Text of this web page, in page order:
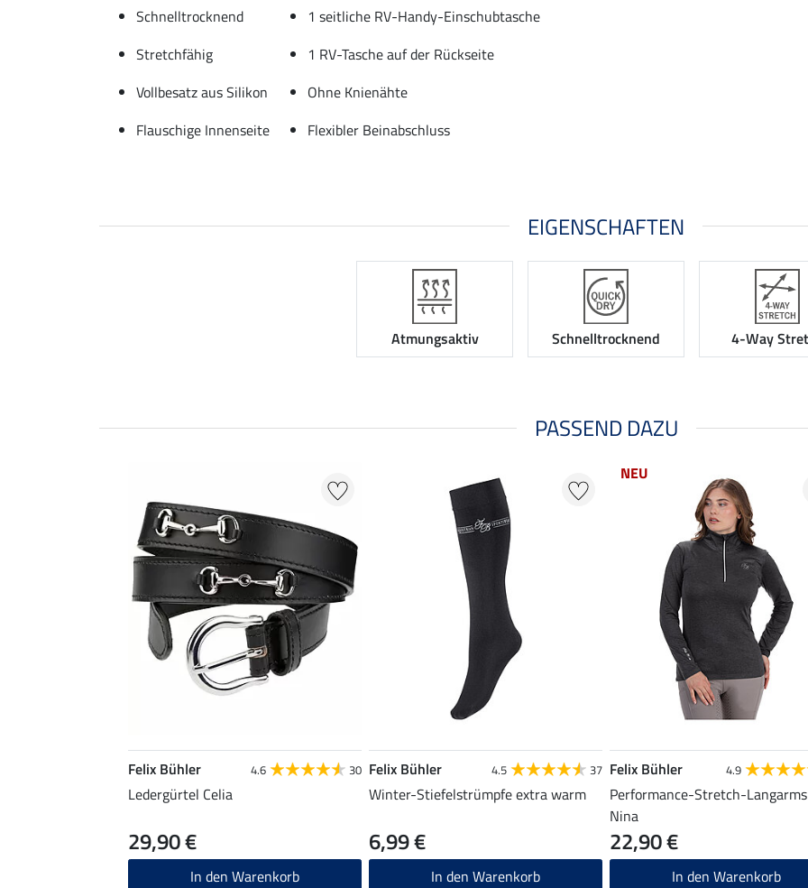
Schnelltrocknend
1 seitliche RV-Handy-Einschubtasche
Stretchfähig
1 RV-Tasche auf der Rückseite
Vollbesatz aus Silikon
Ohne Knienähte
Flauschige Innenseite
Flexibler Beinabschluss
EIGENSCHAFTEN
Atmungsaktiv Schnelltrocknend 4-Way
PASSEND DAZU
Felix Bühler 4.6 30
Ledergürtel Celia
29,90 €
In den Warenkorb
Felix Bühler 4.5 37
Winter-Stiefelstrümpfe extra warm
6,99 €
In den Warenkorb
NEU
Felix Bühler 4.9
Performance-Stretch-
Nina
22,90 €
In den Warenkorb